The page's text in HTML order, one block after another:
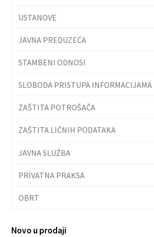
USTANOVE
JAVNA PREDUZEĆA
STAMBENI ODNOSI
SLOBODA PRISTUPA INFORMACIJAMA
ZAŠTITA POTROŠAČA
ZAŠTITA LIČNIH PODATAKA
JAVNA SLUŽBA
PRIVATNA PRAKSA
OBRT
Novo u prodaji